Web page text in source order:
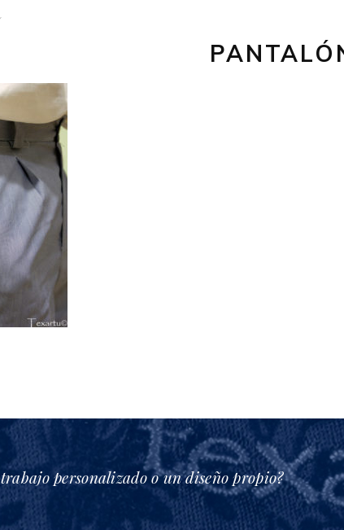
personalizado o un diseño propio?